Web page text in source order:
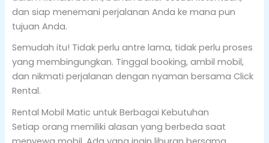
dan siap menemani perjalanan Anda ke mana pun
tujuan Anda.
Semudah itu! Tidak perlu antre lama, tidak perlu proses
yang membingungkan. Tinggal booking, ambil mobil,
dan nikmati perjalanan dengan nyaman bersama Click
Rental.
Rental Mobil Matic untuk Berbagai Kebutuhan
Setiap orang memiliki alasan yang berbeda saat